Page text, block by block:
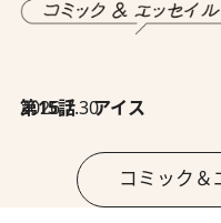
2026.7.30
第15話 アイス
コミック＆